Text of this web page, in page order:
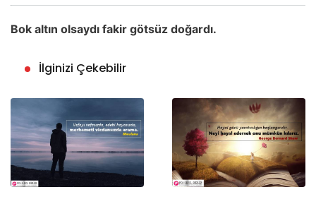
Bok altın olsaydı fakir götsüz doğardı.
İlginizi Çekebilir